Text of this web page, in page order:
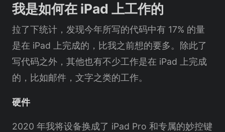
我是如何在 iPad 上工作的
拉了下统计，发现今年所写的代码中有 17% 的量
是在 iPad 上完成的，比我之前想的要多。除此了
写代码之外，其他也有不少工作是在 iPad 上完成
的，比如邮件，文字之类的工作。
硬件
2020 年我将设备换成了 iPad Pro 和专属的妙控键